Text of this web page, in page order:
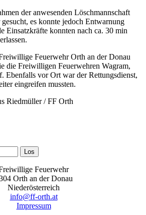
der anwesenden Löschmannschaft
es konnte jedoch Entwarnung
Einsatzkräfte konnten nach ca. 30 min
Feuerwehr Orth an der Donau
die Freiwilligen Feuerwehren Wagram,
Ebenfalls vor Ort war der Rettungsdienst,
eingreifen mussten.
Riedmüller / FF Orth
Los
Feuerwehr
Orth an der Donau
Niederösterreich
info@ff-orth.at
Impressum